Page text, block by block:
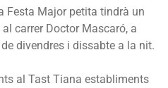
Festa Major petita tindrà un
carrer Doctor Mascaró, a
divendres i dissabte a la nit.
al Tast Tiana establiments